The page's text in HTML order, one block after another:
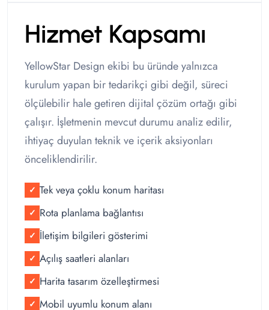
Hizmet Kapsamı
YellowStar Design ekibi bu üründe yalnızca
kurulum yapan bir tedarikçi gibi değil, süreci
ölçülebilir hale getiren dijital çözüm ortağı gibi
çalışır. İşletmenin mevcut durumu analiz edilir,
ihtiyaç duyulan teknik ve içerik aksiyonları
önceliklendirilir.
✓ Tek veya çoklu konum haritası
✓ Rota planlama bağlantısı
✓ İletişim bilgileri gösterimi
✓ Açılış saatleri alanları
✓ Harita tasarım özelleştirmesi
✓ Mobil uyumlu konum alanı